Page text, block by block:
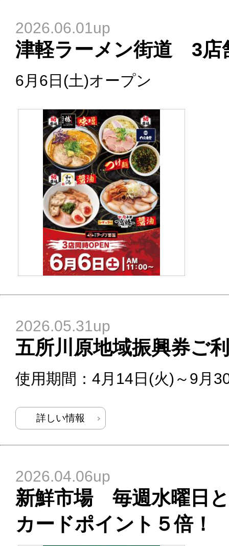
2026.06.01up
津軽ラーメン街道 3店
6月6日(土)オープン
2026.05.31up
五所川原地域振興券ご
使用期間：4月14日(火)～9月
詳しい情報
2026.04.06up
新鮮市場 毎週水曜日
カードポイント５倍！